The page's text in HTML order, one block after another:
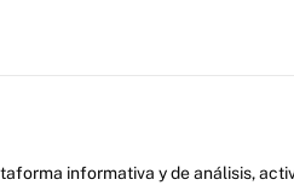
informativa y de análisis,